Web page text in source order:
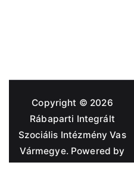
Copyright © 2026
Rábaparti Integrált
Szociális Intézmény Vas
Vármegye. Powered by